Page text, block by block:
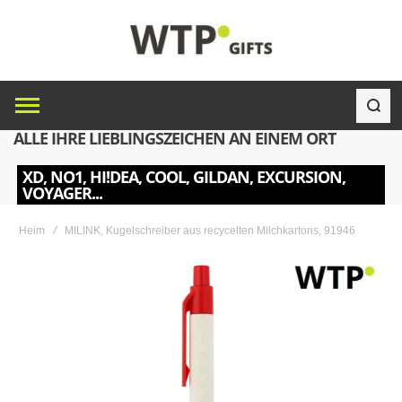
ALLE IHRE LIEBLINGSZEICHEN AN EINEM ORT
XD, NO1, HI!DEA, COOL, GILDAN, EXCURSION,
VOYAGER...
Heim MILINK, Kugelschreiber aus recycelten Milchkartons, 91946